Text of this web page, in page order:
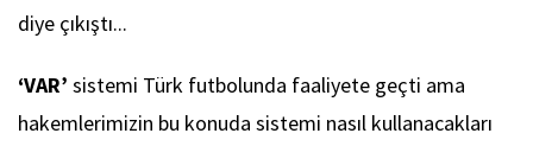
diye çıkıştı...
‘VAR’ sistemi Türk futbolunda faaliyete geçti ama
hakemlerimizin bu konuda sistemi nasıl kullanacakları